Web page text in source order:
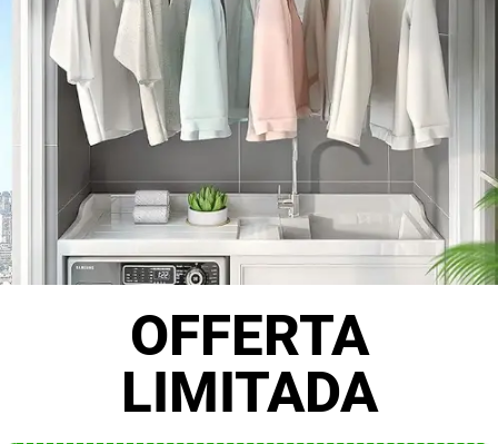
OFFERTA
LIMITADA